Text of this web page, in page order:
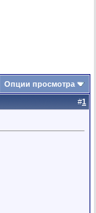
Опции просмотра
#1